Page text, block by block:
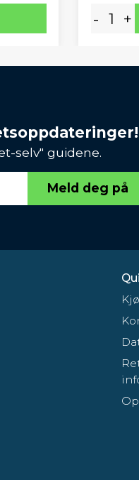
- +
selv" guidene.
Meld deg på